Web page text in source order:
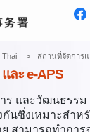
Thai สถานที่จัดการแ
ละ e-APS
ร และวัฒนธรรม
นซึ่งเหมาะสำห
สามารถทำกา